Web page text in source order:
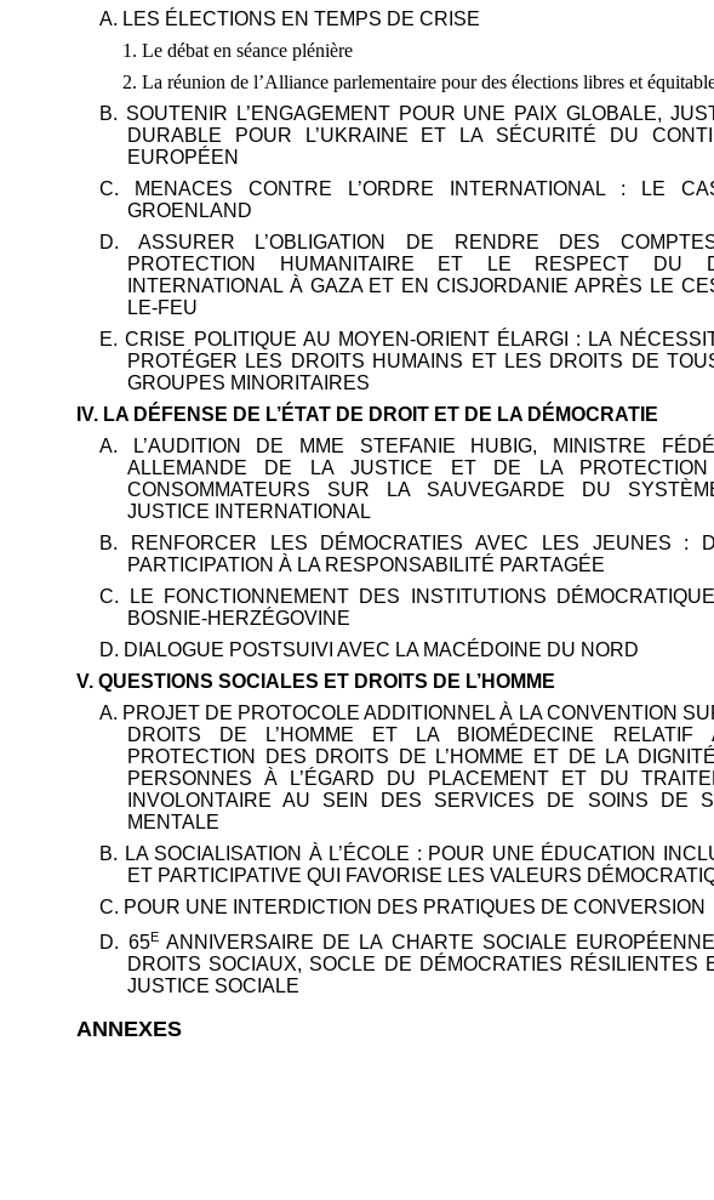
A. LES ÉLECTIONS EN TEMPS DE CRISE
1. Le débat en séance plénière
2. La réunion de l’Alliance parlementaire pour des élections libres et
B. SOUTENIR L’ENGAGEMENT POUR UNE PAIX GLOBALE,
DURABLE POUR L’UKRAINE ET LA SÉCURITÉ DU
EUROPÉEN
C. MENACES CONTRE L’ORDRE INTERNATIONAL : LE
GROENLAND
D. ASSURER L’OBLIGATION DE RENDRE DES
PROTECTION HUMANITAIRE ET LE RESPECT DU
INTERNATIONAL À GAZA ET EN CISJORDANIE APRÈS LE
LE-FEU
E. CRISE POLITIQUE AU MOYEN-ORIENT ÉLARGI
: LA
PROTÉGER LES DROITS HUMAINS ET LES DROITS DE
GROUPES MINORITAIRES
IV. LA DÉFENSE DE L’ÉTAT DE DROIT ET DE LA DÉMOCRATIE
A. L’AUDITION DE MME
STEFANIE HUBIG, MINISTRE
ALLEMANDE DE LA JUSTICE ET DE LA
CONSOMMATEURS SUR LA SAUVEGARDE DU
JUSTICE INTERNATIONAL
B. RENFORCER LES DÉMOCRATIES AVEC LES JEUNES
:
PARTICIPATION À LA RESPONSABILITÉ PARTAGÉE
C. LE FONCTIONNEMENT DES INSTITUTIONS
BOSNIE-HERZÉGOVINE
D. DIALOGUE POSTSUIVI AVEC LA MACÉDOINE DU NORD
V. QUESTIONS SOCIALES ET DROITS DE L’HOMME
A. PROJET DE PROTOCOLE ADDITIONNEL À LA CONVENTION
DROITS DE L’HOMME ET LA BIOMÉDECINE
PROTECTION DES DROITS DE L’HOMME ET DE LA
PERSONNES À L’ÉGARD DU PLACEMENT ET DU
INVOLONTAIRE AU SEIN DES SERVICES DE SOINS DE
MENTALE
B. LA SOCIALISATION À L’ÉCOLE : POUR UNE ÉDUCATION
ET PARTICIPATIVE QUI FAVORISE LES VALEURS
C. POUR UNE INTERDICTION DES PRATIQUES DE CONVERSION
D. 65EANNIVERSAIRE DE LA CHARTE SOCIALE
DROITS SOCIAUX, SOCLE DE DÉMOCRATIES RÉSILIENTES
JUSTICE SOCIALE
ANNEXES